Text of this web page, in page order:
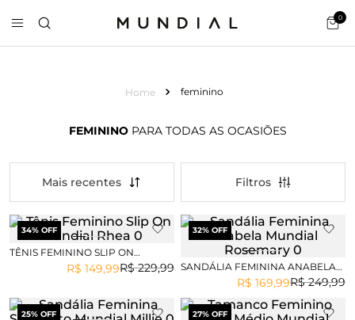
0
feminino
FEMININO PARA TODAS AS OCASIÕES
Mais recentes
34% OFF
TÊNIS FEMININO SLIP ON
MUNDIAL RHEA
R$ 229,99
R$ 149,99
32% OFF
SANDÁLIA FEMININA ANABELA
MUNDIAL ROSEMARY R$ 249,99
R$ 169,99
25% OFF 27% OFF